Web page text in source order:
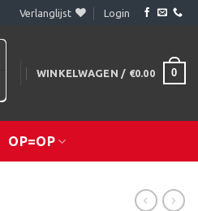
Verlanglijst Login
WINKELWAGEN / €0.00 0
OP=OP